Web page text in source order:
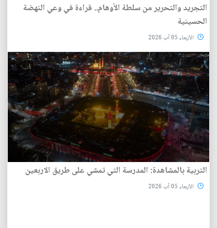
التجريد والتحرير من سلطة الأوهام.. قراءة في وعي النهضة
الحسينية
الأربعاء 05 آب 2026
التربية بالمشاهدة: المدرسة التي تمشي على طريق الاربعين
الأربعاء 05 آب 2026